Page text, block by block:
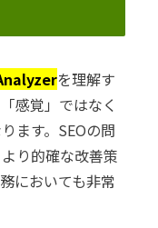
を理解す
感覚」ではなく
ます。SEOの問
り的確な改善策
においても非常